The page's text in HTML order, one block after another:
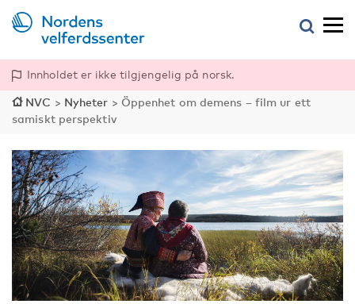
Innholdet er ikke tilgjengelig på norsk.
NVC > Nyheter > Öppenhet om demens – film ur ett
samiskt perspektiv